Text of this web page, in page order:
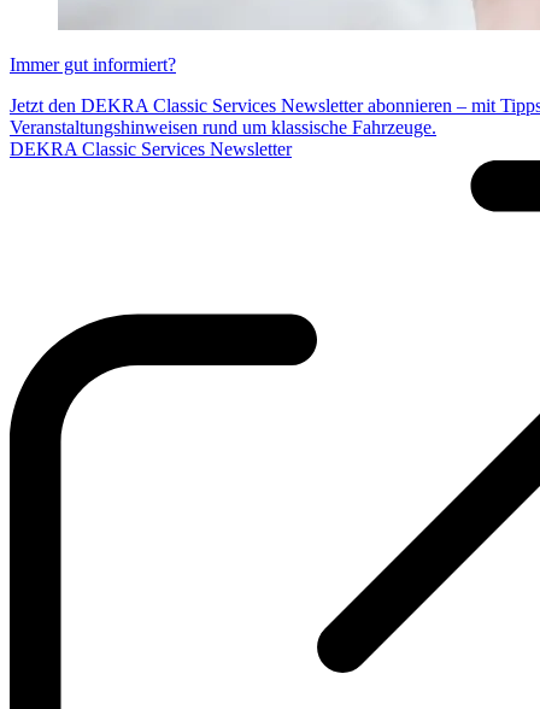
Immer gut informiert?
Jetzt den DEKRA Classic Services Newsletter abonnieren – mit
Veranstaltungshinweisen rund um klassische Fahrzeuge.
DEKRA Classic Services Newsletter